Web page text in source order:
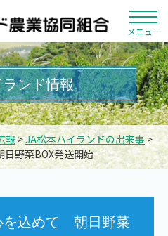
メニュー
ンド情報
報>JA松本ハイランドの出来事 >
野菜BOX発送開始
を込めて 朝日野菜